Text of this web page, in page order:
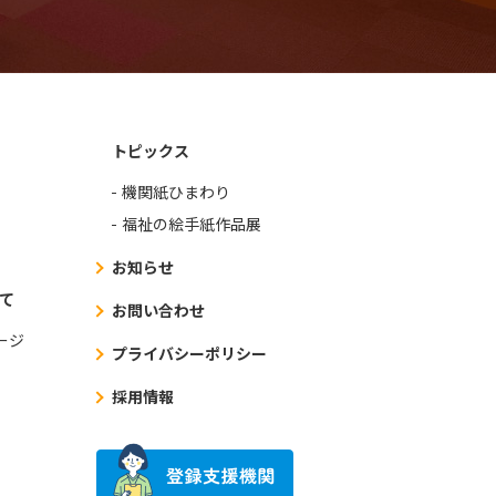
ジ
トピックス
機関紙ひまわり
福祉の絵手紙作品展
お知らせ
お問い合わせ
プライバシーポリシー
採用情報